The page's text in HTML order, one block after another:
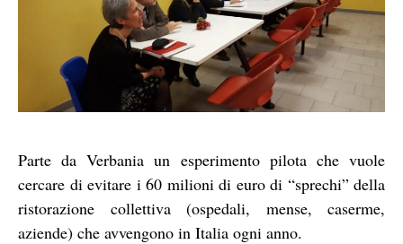
Parte da Verbania un esperimento pilota che vuole
cercare di evitare i 60 milioni di euro di “sprechi” della
ristorazione collettiva (ospedali, mense, caserme,
aziende) che avvengono in Italia ogni anno.